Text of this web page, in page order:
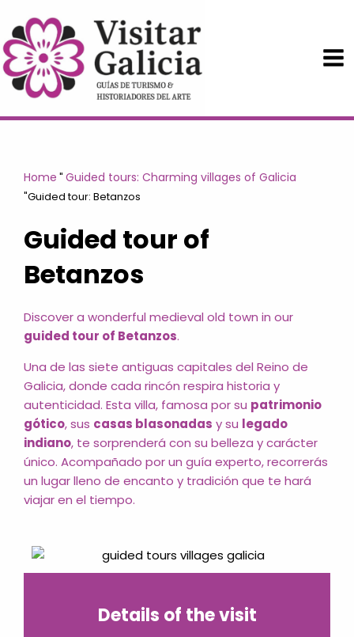
content
Home " Guided tours: Charming villages of Galicia
"Guided tour: Betanzos
Guided tour of
Betanzos
Discover a wonderful medieval old town in our
guided tour of Betanzos.
Una de las siete antiguas capitales del Reino de
Galicia, donde cada rincón respira historia y
autenticidad. Esta villa, famosa por su patrimonio
gótico, sus casas blasonadas y su legado
indiano, te sorprenderá con su belleza y carácter
único. Acompañado por un guía experto, recorrerás
un lugar lleno de encanto y tradición que te hará
viajar en el tiempo.
Details of the visit